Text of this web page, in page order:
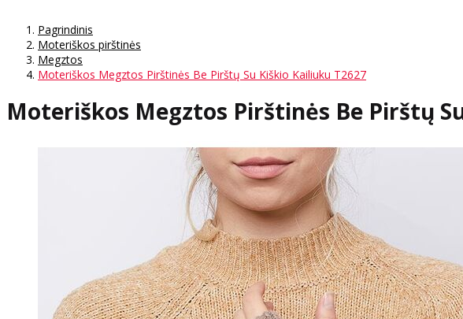
Pagrindinis
Moteriškos pirštinės
Megztos
Moteriškos Megztos Pirštinės Be Pirštų Su Kiškio Kailiuku T2627
Moteriškos Megztos Pirštinės Be Pirštų